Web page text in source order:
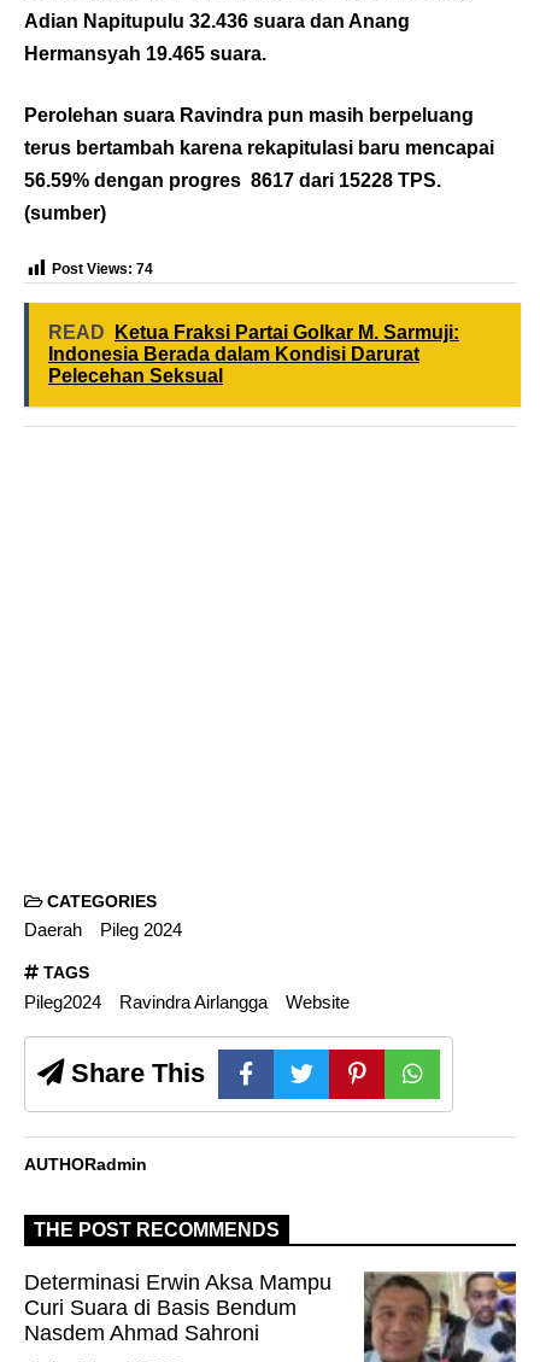
Adian Napitupulu 32.436 suara dan Anang
Hermansyah 19.465 suara.
Perolehan suara Ravindra pun masih berpeluang
terus bertambah karena rekapitulasi baru mencapai
56.59% dengan progres 8617 dari 15228 TPS.
(sumber)
Post Views: 74
READ
Ketua Fraksi Partai Golkar M. Sarmuji:
Indonesia Berada dalam Kondisi Darurat
Pelecehan Seksual
CATEGORIES
Daerah Pileg 2024
TAGS
Pileg2024 Ravindra Airlangga Website
Share This
AUTHORadmin
THE POST RECOMMENDS
Determinasi Erwin Aksa Mampu
Curi Suara di Basis Bendum
Nasdem Ahmad Sahroni